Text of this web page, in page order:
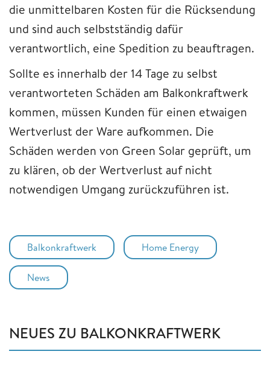
die unmittelbaren Kosten für die Rücksendung
und sind auch selbstständig dafür
verantwortlich, eine Spedition zu beauftragen.
Sollte es innerhalb der 14 Tage zu selbst
verantworteten Schäden am Balkonkraftwerk
kommen, müssen Kunden für einen etwaigen
Wertverlust der Ware aufkommen. Die
Schäden werden von Green Solar geprüft, um
zu klären, ob der Wertverlust auf nicht
notwendigen Umgang zurückzuführen ist.
Balkonkraftwerk Home Energy
News
NEUES ZU BALKONKRAFTWERK